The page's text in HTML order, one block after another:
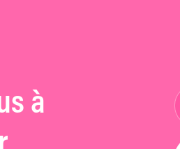
à